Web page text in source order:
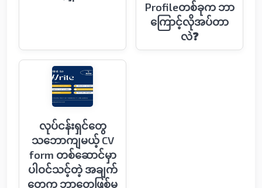
Profileတစ်ခုက ဘာ
ကြောင့်လိုအပ်တာ
လဲ❓
လုပ်ငန်းရှင်တွေ
သဘောကျမယ့် CV
form တစ်ဆောင်မှာ
ပါဝင်သင့်တဲ့ အချက်
တွေက ဘာတွေဖြစ်မ